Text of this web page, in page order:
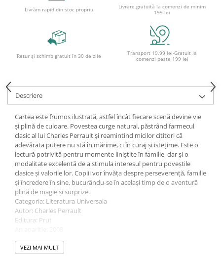
Raportoare
Truse geometrie
Socotitori și bețisoare pentru
numărat
Ghiozdane școlare
Ghiozdane pentru grădinită
Trollere pentru copii
Penare
Penare echipate
Penare neechipate
Penare tip etui
Acuarele și pensule școlare
Acuarele școlare și Tempera
Pensule școlare
Cărți
Cărți pentru copii
Livrăm rapid din stoc propriu
Livrare gratuită la comenzi de minim
199 lei
Retur și schimb gratuit în 30 de zile
Transport 19.99 lei-Gratuit la
comenzi peste 199 lei
Descriere
Cartea este frumos ilustrată, astfel încât fiecare scenă devine vie
și plină de culoare. Povestea curge natural, păstrând farmecul
clasic al lui Charles Perrault și reamintind micilor cititori că
adevărata putere nu stă în mărime, ci în curaj și istețime. Este o
lectură potrivită pentru momente liniștite în familie, dar și o
modalitate excelentă de a stimula interesul pentru poveștile
clasice și valorile lor. Copiii vor învăța despre perseverență, familie
și încredere în sine, bucurându-se în același timp de o aventură
plină de magie și surprize.
Categoria: Literatura Universala
Autor: Charles Perrault
Editura: Prut
Tip coperta: Hardcover (format mare illustrat)
Nr. pagini: 16
VEZI MAI MULT